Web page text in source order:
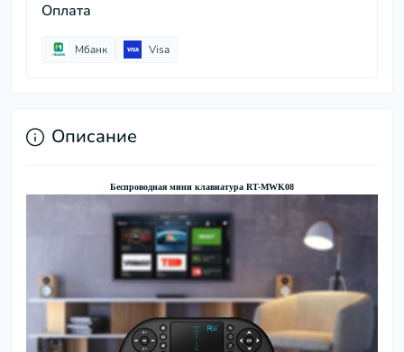
Оплата
Мбанк Visa
Описание
Беспроводная мини клавиатура RT-MWK08